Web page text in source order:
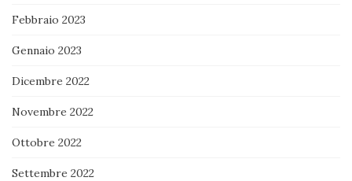
Febbraio 2023
Gennaio 2023
Dicembre 2022
Novembre 2022
Ottobre 2022
Settembre 2022